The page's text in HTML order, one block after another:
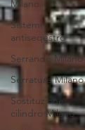
Milano
Sistemi
antiseqestro
Serrande Milano
Serrature Milano
Sostituzione
cilindro Milano